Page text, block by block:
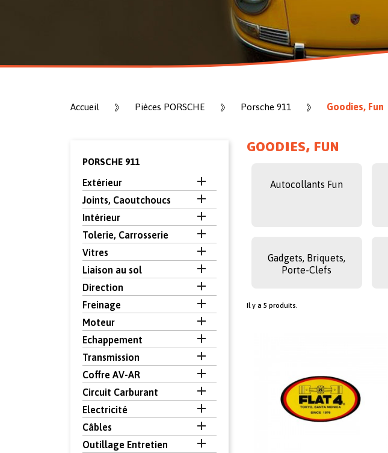
Accueil Pièces PORSCHE Porsche 911 Goodies, Fun
PORSCHE 911
Extérieur 
Joints, Caoutchoucs 
Intérieur 
Tolerie, Carrosserie 
Vitres 
Liaison au sol 
Direction 
Freinage 
Moteur 
Echappement 
Transmission 
Coffre AV-AR 
Circuit Carburant 
Electricité 
Câbles 
Outillage Entretien 
GOODIES, FUN
Autocollants Fun
Gadgets, Briquets,
Porte-Clefs
Il y a 5 produits.